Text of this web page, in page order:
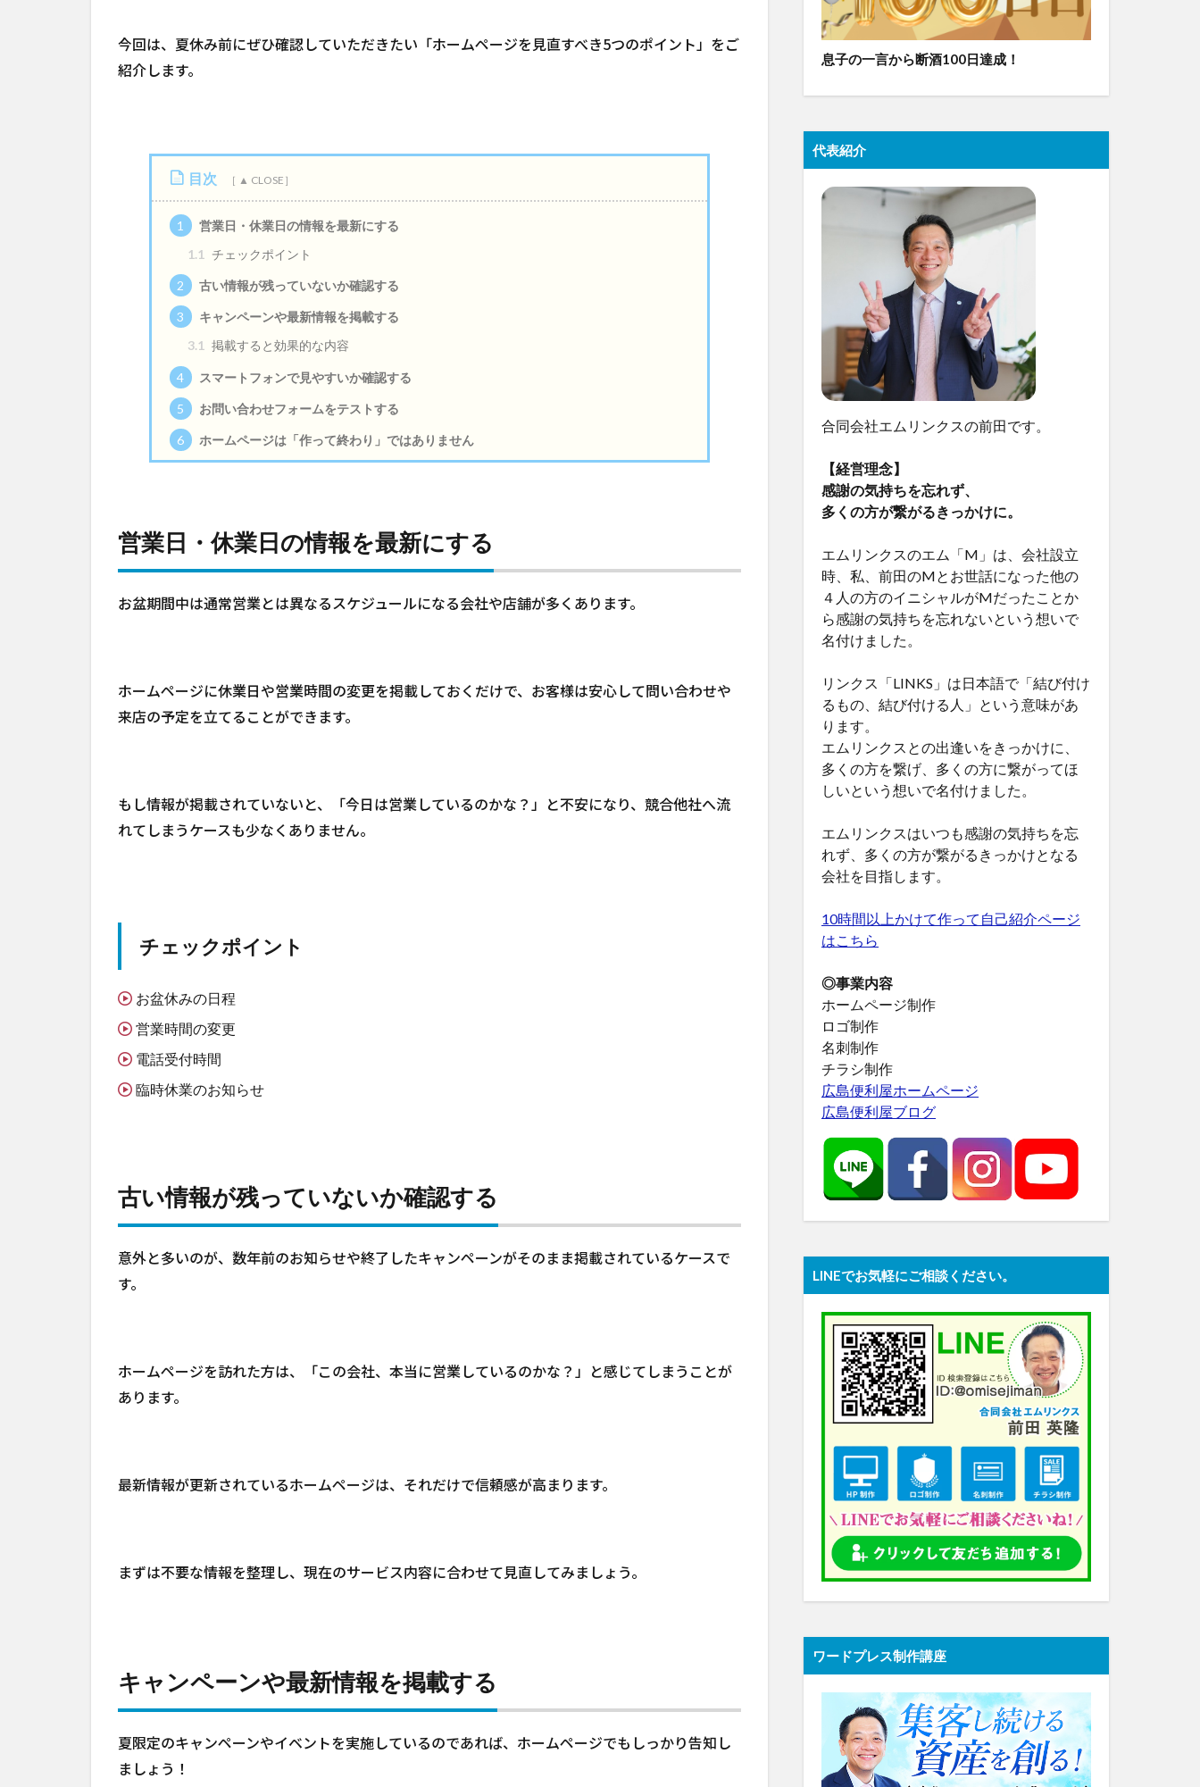
今回は、夏休み前にぜひ確認していただきたい「ホームページを見直すべき5つのポイント」をご
紹介します。
目次
1
営業日・休業日の情報を最新にする
1.1
チェックポイント
2 古い情報が残っていないか確認する
3
キャンペーンや最新情報を掲載する
3.1 掲載すると効果的な内容
4 スマートフォンで見やすいか確認する
5 お問い合わせフォームをテストする
6 ホームページは「作って終わり」ではありません
営業日・休業日の情報を最新にする
お盆期間中は通常営業とは異なるスケジュールになる会社や店舗が多くあります。
ホームページに休業日や営業時間の変更を掲載しておくだけで、お客様は安心して問い合わせや
来店の予定を立てることができます。
もし情報が掲載されていないと、「今日は営業しているのかな？」と不安になり、競合他社へ流
れてしまうケースも少なくありません。
チェックポイント
お盆休みの日程
営業時間の変更
電話受付時間
臨時休業のお知らせ
古い情報が残っていないか確認する
意外と多いのが、数年前のお知らせや終了したキャンペーンがそのまま掲載されているケースで
す。
ホームページを訪れた方は、「この会社、本当に営業しているのかな？」と感じてしまうことが
あります。
最新情報が更新されているホームページは、それだけで信頼感が高まります。
まずは不要な情報を整理し、現在のサービス内容に合わせて見直してみましょう。
キャンペーンや最新情報を掲載する
夏限定のキャンペーンやイベントを実施しているのであれば、ホームページでもしっかり告知し
ましょう！
息子の一言から断酒100日達成！
代表紹介
合同会社エムリンクスの前田です。
【経営理念】
感謝の気持ちを忘れず、
多くの方が繋がるきっかけに。
エムリンクスのエム「M」は、会社設立
時、私、前田のMとお世話になった他の
４人の方のイニシャルがMだったことか
ら感謝の気持ちを忘れないという想いで
名付けました。
リンクス「LINKS」は日本語で「結び付け
るもの、結び付ける人」という意味があ
ります。
エムリンクスとの出逢いをきっかけに、
多くの方を繋げ、多くの方に繋がってほ
しいという想いで名付けました。
エムリンクスはいつも感謝の気持ちを忘
れず、多くの方が繋がるきっかけとなる
会社を目指します。
10時間以上かけて作って自己紹介ページ
はこちら
◎事業内容
ホームページ制作
ロゴ制作
名刺制作
チラシ制作
広島便利屋ホームページ
広島便利屋ブログ
LINEでお気軽にご相談ください。
ワードプレス制作講座